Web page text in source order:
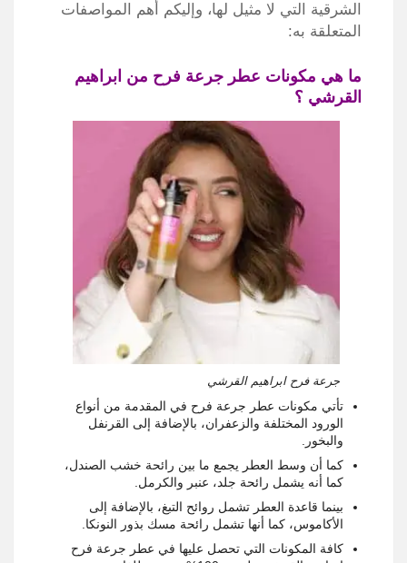
الشرقية التي لا مثيل لها، وإليكم أهم المواصفات
المتعلقة به:
ما هي مكونات عطر جرعة فرح من ابراهيم
القرشي ؟
جرعة فرح ابراهيم القرشي
تأتي مكونات عطر جرعة فرح في المقدمة من أنواع
الورود المختلفة والزعفران، بالإضافة إلى القرنفل
والبخور.
كما أن وسط العطر يجمع ما بين رائحة خشب الصندل،
كما أنه يشمل رائحة جلد، عنبر والكرمل.
بينما قاعدة العطر تشمل روائح التبغ، بالإضافة إلى
الأكاموس، كما أنها تشمل رائحة مسك بذور النونكا.
كافة المكونات التي تحصل عليها في عطر جرعة فرح